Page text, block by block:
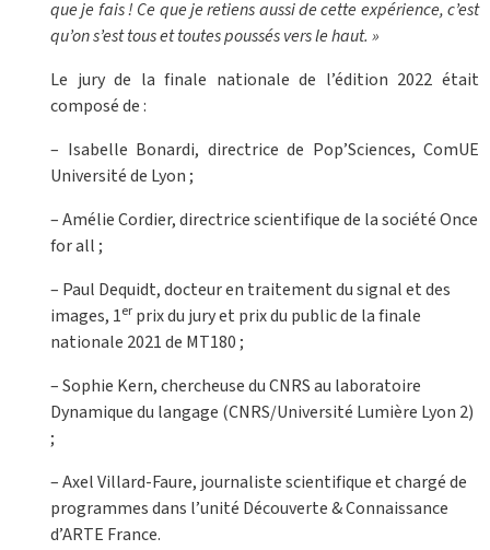
que je fais ! Ce que je retiens aussi de cette expérience, c’est
qu’on s’est tous et toutes poussés vers le haut. »
Le jury de la finale nationale de l’édition 2022 était
composé de :
– Isabelle Bonardi, directrice de Pop’Sciences, ComUE
Université de Lyon ;
– Amélie Cordier, directrice scientifique de la société Once
for all ;
– Paul Dequidt, docteur en traitement du signal et des
images, 1er prix du jury et prix du public de la finale
nationale 2021 de MT180 ;
– Sophie Kern, chercheuse du CNRS au laboratoire
Dynamique du langage (CNRS/Université Lumière Lyon 2)
;
– Axel Villard-Faure, journaliste scientifique et chargé de
programmes dans l’unité Découverte & Connaissance
d’ARTE France.